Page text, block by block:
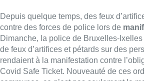
Depuis quelque temps, des feux
contre des forces de police lors de
Dimanche, la police de Bruxelles-
de feux d’artifices et pétards sur des
rendaient à la manifestation contre
Covid Safe Ticket. Nouveauté de ces